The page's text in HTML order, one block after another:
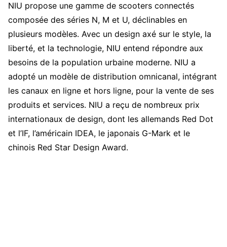
NIU propose une gamme de scooters connectés
composée des séries N, M et U, déclinables en
plusieurs modèles. Avec un design axé sur le style, la
liberté, et la technologie, NIU entend répondre aux
besoins de la population urbaine moderne. NIU a
adopté un modèle de distribution omnicanal, intégrant
les canaux en ligne et hors ligne, pour la vente de ses
produits et services. NIU a reçu de nombreux prix
internationaux de design, dont les allemands Red Dot
et l’IF, l’américain IDEA, le japonais G-Mark et le
chinois Red Star Design Award.